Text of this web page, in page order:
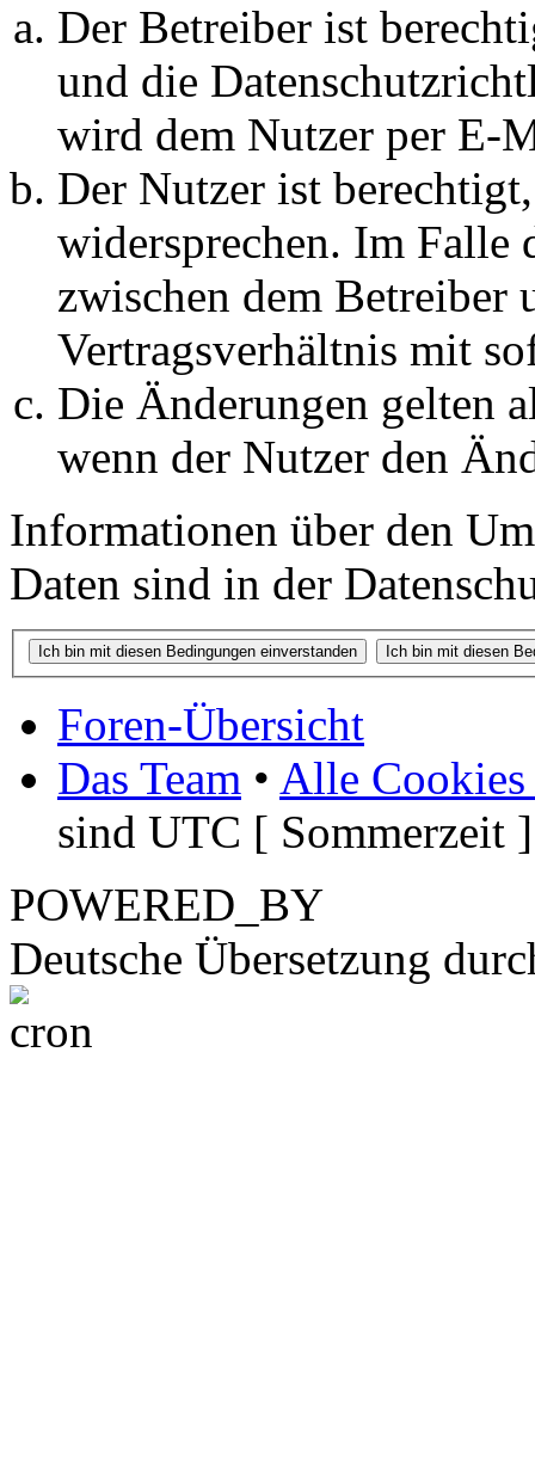
Der Betreiber ist
und die
wird dem Nutzer per E-
Der Nutzer ist
widersprechen. Im Falle
zwischen dem Betreiber
Vertragsverhältnis mit
Die Änderungen gelten
wenn der Nutzer den
Informationen über den
Daten sind in der
Foren-Übersicht
Das Team • Alle Cookies
sind UTC [ Sommerzeit ]
POWERED_BY
Deutsche Übersetzung